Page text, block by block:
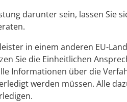
darunter sein, lassen Sie
in einem anderen EU-
Sie die Einheitlichen
Informationen über die
werden müssen. Alle